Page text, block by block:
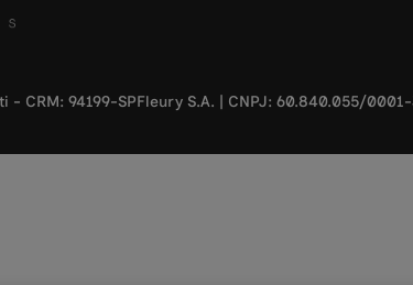
- CRM: 94199-SPFleury S.A. | CNPJ: 60.840.055/